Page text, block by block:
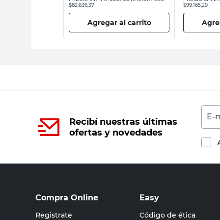
$82.636,37
Agregar al carrito
$99.165,29
Recibí nuestras últimas
ofertas y novedades
E-
Compra Online
Registrate
Easy
Código de ética